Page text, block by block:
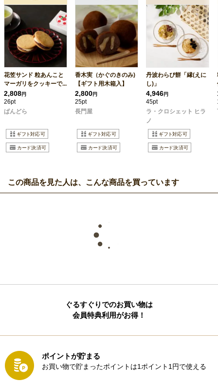
花笠サンド 粒あんこと
マーガリをクッキーで...
2,808円
26pt
ぱんどら
香木実（かぐのきのみ)
【ギフト用木箱入】
2,800円
25pt
長門屋
丹波わらび餅「縁(えに
し)」
4,946円
45pt
ラ・クロシェット ヒラ
ノ
この商品を見た人は、こんな商品を買っています
ぐるすぐりでのお買い物は
会員特典利用がお得！
ポイントが貯まる
お買い物で貯まったポイントは1ポイント1円で使える